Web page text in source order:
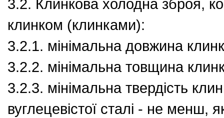
3.2. Клинкова холодна зброя,
клинком (клинками):
3.2.1. мінімальна довжина
3.2.2. мінімальна товщина
3.2.3. мінімальна твердість
вуглецевістої сталі - не менш,